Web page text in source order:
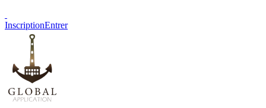
InscriptionEntrer